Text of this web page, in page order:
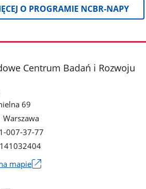
O PROGRAMIE NCBR-NAPY
Centrum Badań i Rozwoju
69
007-37-77
mapie